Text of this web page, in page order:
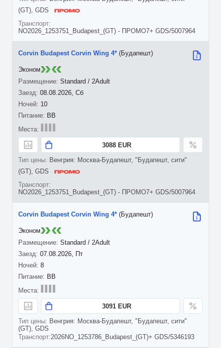
(GT), GDS
NO2026_1253751_Budapest_(GT) - ПРОМО7+ GDS/5007964
08.08.2026, Сб
10
Corvin Budapest Corvin Wing 4* (Будапешт)
Standard / 2Adult
BB
3088 EUR
Венгрия: Москва-Будапешт, "Будапешт, сити"
(GT), GDS
NO2026_1253751_Budapest_(GT) - ПРОМО7+ GDS/5007964
Эконом
07.08.2026, Пт
8
Corvin Budapest Corvin Wing 4* (Будапешт)
Standard / 2Adult
BB
3091 EUR
Венгрия: Москва-Будапешт, "Будапешт, сити"
(GT), GDS
2026NO_1253786_Budapest_(GT)+ GDS/5346193
Эконом